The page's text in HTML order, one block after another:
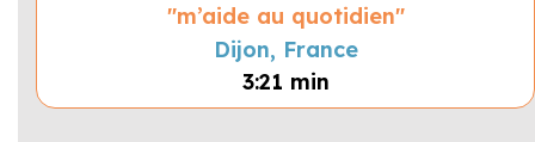
"m’aide au quotidien"
Dijon, France
3:21 min